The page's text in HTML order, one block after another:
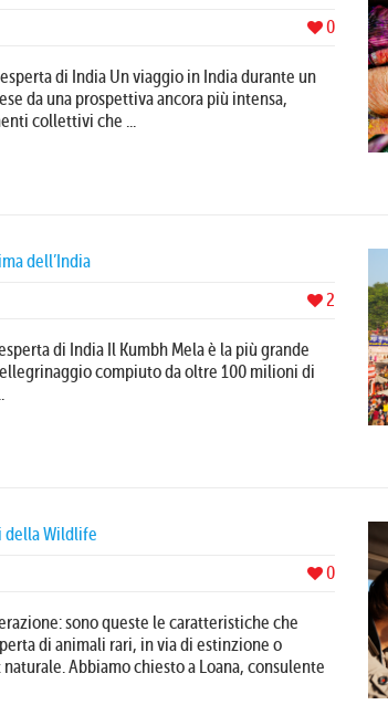
0
di India Un viaggio in India durante un
da una prospettiva ancora più intensa,
collettivi che ...
dell’India
2
di India Il Kumbh Mela è la più grande
compiuto da oltre 100 milioni di
della Wildlife
0
sono queste le caratteristiche che
di animali rari, in via di estinzione o
Abbiamo chiesto a Loana, consulente